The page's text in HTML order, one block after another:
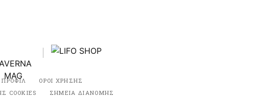
ΠΡΟΦΙΛ
ΟΡΟΙ ΧΡΗΣΗΣ
COOKIES ΣΗΜΕΙΑ ΔΙΑΝΟΜΗΣ